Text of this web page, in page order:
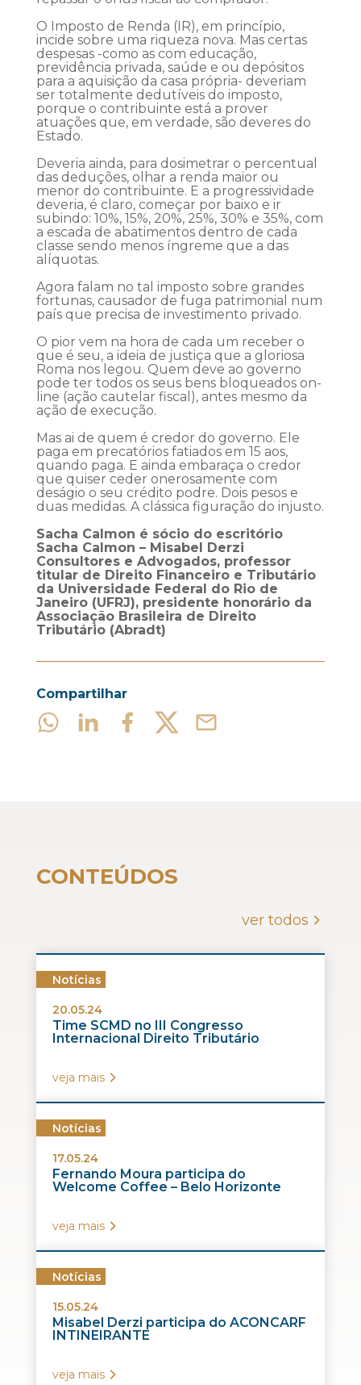
O Imposto de Renda (IR), em princípio,
incide sobre uma riqueza nova. Mas certas
despesas -como as com educação,
previdência privada, saúde e ou depósitos
para a aquisição da casa própria- deveriam
ser totalmente dedutíveis do imposto,
porque o contribuinte está a prover
atuações que, em verdade, são deveres do
Estado.
Deveria ainda, para dosimetrar o percentual
das deduções, olhar a renda maior ou
menor do contribuinte. E a progressividade
deveria, é claro, começar por baixo e ir
subindo: 10%, 15%, 20%, 25%, 30% e 35%, com
a escada de abatimentos dentro de cada
classe sendo menos íngreme que a das
alíquotas.
Agora falam no tal imposto sobre grandes
fortunas, causador de fuga patrimonial num
país que precisa de investimento privado.
O pior vem na hora de cada um receber o
que é seu, a ideia de justiça que a gloriosa
Roma nos legou. Quem deve ao governo
pode ter todos os seus bens bloqueados on-
line (ação cautelar fiscal), antes mesmo da
ação de execução.
Mas ai de quem é credor do governo. Ele
paga em precatórios fatiados em 15 aos,
quando paga. E ainda embaraça o credor
que quiser ceder onerosamente com
deságio o seu crédito podre. Dois pesos e
duas medidas. A clássica figuração do injusto.
Sacha Calmon é sócio do escritório
Sacha Calmon – Misabel Derzi
Consultores e Advogados, professor
titular de Direito Financeiro e Tributário
da Universidade Federal do Rio de
Janeiro (UFRJ), presidente honorário da
Associação Brasileira de Direito
Tributário (Abradt)
Compartilhar
CONTEÚDOS
ver todos
Notícias
20.05.24
Time SCMD no III Congresso
Internacional Direito Tributário
veja mais
Notícias
17.05.24
Fernando Moura participa do
Welcome Coffee – Belo Horizonte
veja mais
Notícias
15.05.24
Misabel Derzi participa do ACONCARF
INTINEIRANTE
veja mais